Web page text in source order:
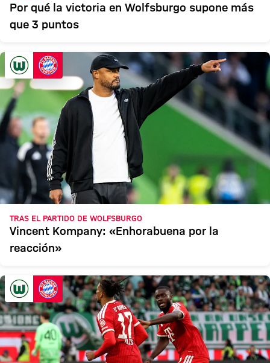
Por qué la victoria en Wolfsburgo supone más
que 3 puntos
TRAS EL PARTIDO DE WOLFSBURGO
Vincent Kompany: «Enhorabuena por la
reacción»